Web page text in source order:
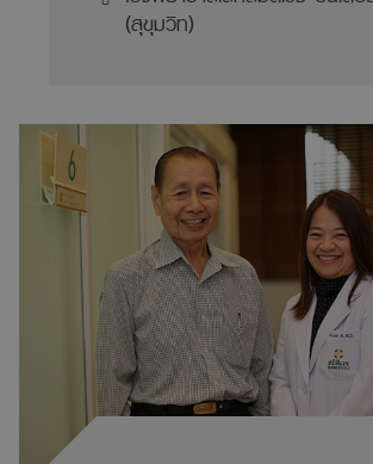
เวชศาสตร์ทารกแรกเกิดและปริก
หัวใจดังผิดปกติ จึงปรึกษาผ
รการ พรหมพันธุ์ (กุมารเวชศา
หัวใจเด็ก) และทำการอัลตร้าซาว
พบว่ามีผนังหัวใจรั่วในทารก โด
หัวใจด้านล่าง (เวนทริเคิล) มีร
ขนาด 5 x 7 มม. ซึ่งถือว่ามีรอ
(สุขุมวิท)